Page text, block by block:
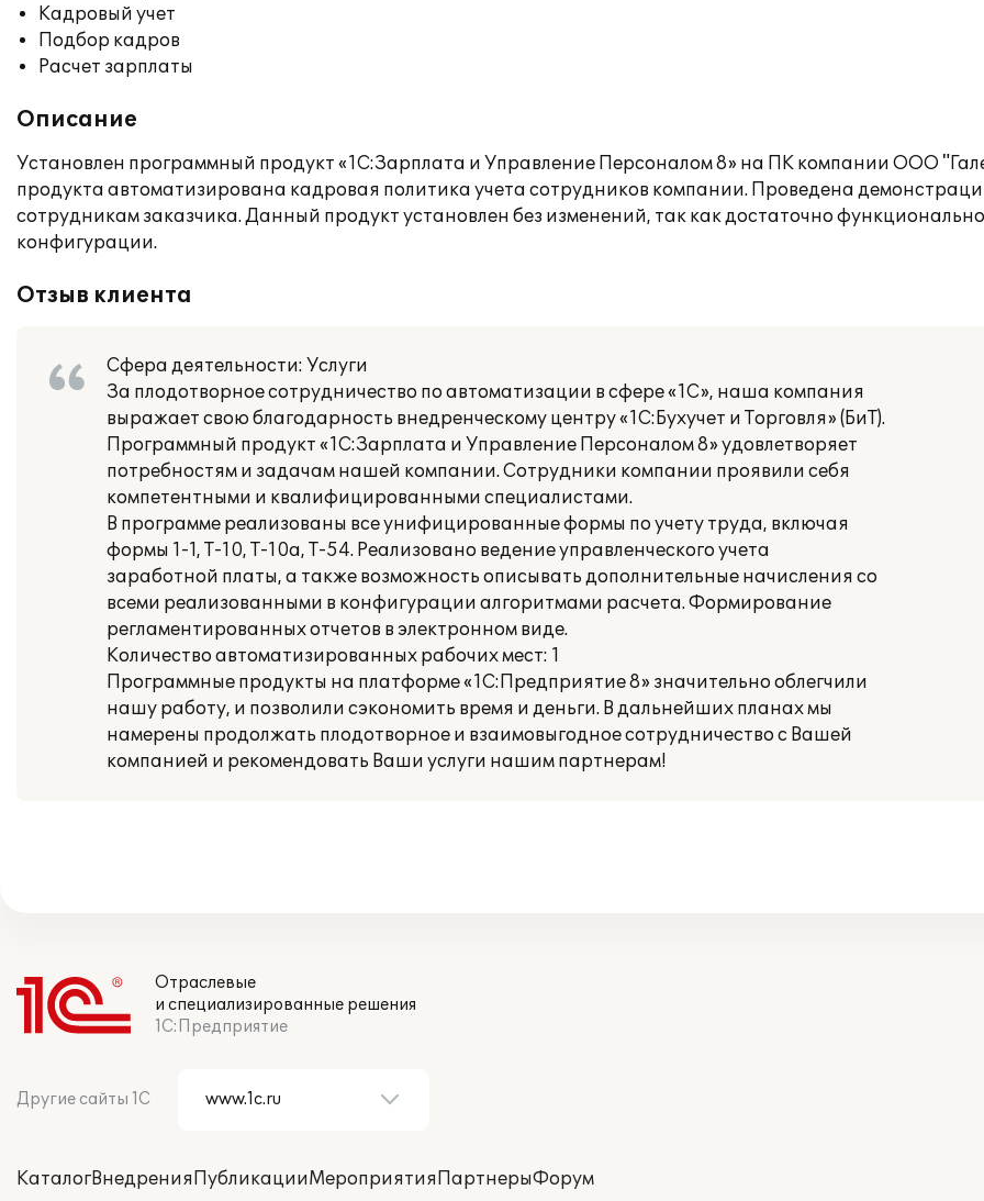
Кадровый учет
Подбор кадров
Расчет зарплаты
Описание
Установлен программный продукт «1С:Зарплата и Управление Персоналом 8» на ПК компании ООО
продукта автоматизирована кадровая политика учета сотрудников компании. Проведена
сотрудникам заказчика. Данный продукт установлен без изменений, так как достаточно
конфигурации.
Отзыв клиента
Сфера деятельности: Услуги
За плодотворное сотрудничество по автоматизации в сфере «1С», наша компания
выражает свою благодарность внедренческому центру «1С:Бухучет и Торговля» (БиТ).
Программный продукт «1С:Зарплата и Управление Персоналом 8» удовлетворяет
потребностям и задачам нашей компании. Сотрудники компании проявили себя
компетентными и квалифицированными специалистами.
В программе реализованы все унифицированные формы по учету труда, включая
формы 1-1, Т-10, Т-10а, Т-54. Реализовано ведение управленческого учета
заработной платы, а также возможность описывать дополнительные начисления со
всеми реализованными в конфигурации алгоритмами расчета. Формирование
регламентированных отчетов в электронном виде.
Количество автоматизированных рабочих мест: 1
Программные продукты на платформе «1С:Предприятие 8» значительно облегчили
нашу работу, и позволили сэкономить время и деньги. В дальнейших планах мы
намерены продолжать плодотворное и взаимовыгодное сотрудничество с Вашей
компанией и рекомендовать Ваши услуги нашим партнерам!
Отраслевые
и специализированные решения
1С:Предприятие
Другие сайты 1С
КаталогВнедренияПубликацииМероприятияПартнерыФорум